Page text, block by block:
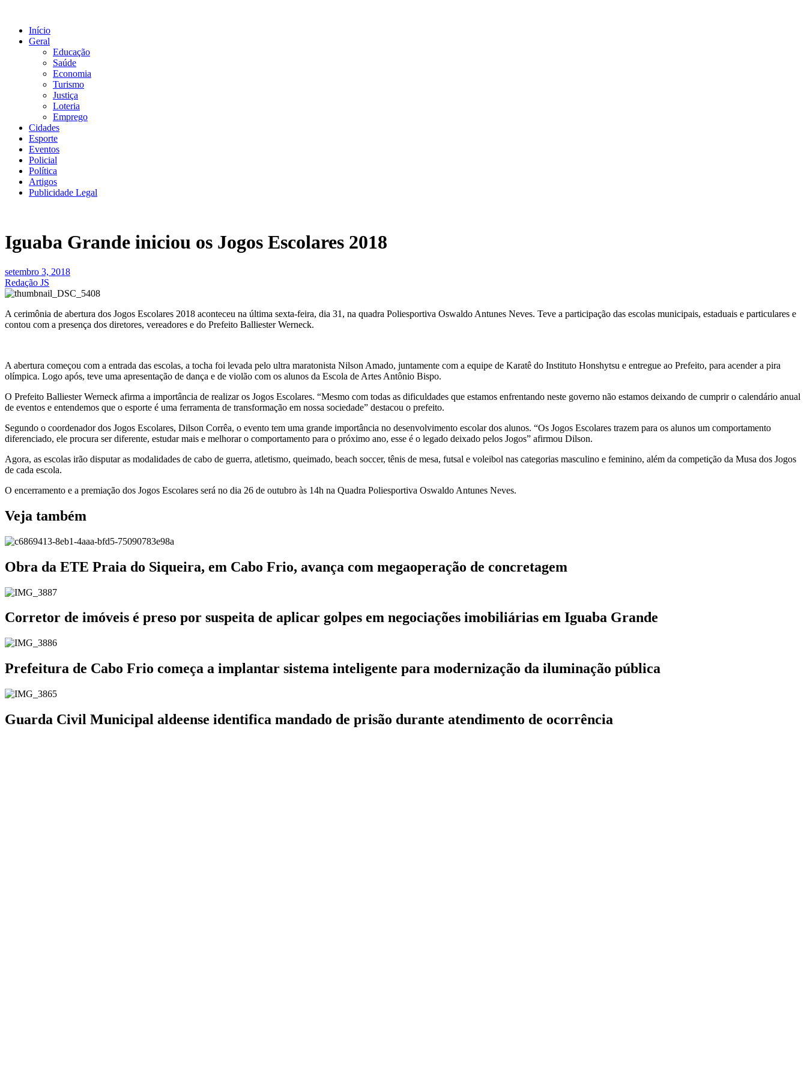
conteúdo
Início
Geral
Educação
Saúde
Economia
Turismo
Justiça
Loteria
Emprego
Cidades
Esporte
Eventos
Policial
Política
Artigos
Publicidade Legal
Iguaba Grande iniciou os Jogos Escolares 2018
setembro 3, 2018
Redação JS
A cerimônia de abertura dos Jogos Escolares 2018 aconteceu na última sexta-feira, dia 31, na quadra Poliesportiva Oswaldo Antunes Neves. Teve a participação das escolas municipais, estaduais e particulares e
contou com a presença dos diretores, vereadores e do Prefeito Balliester Werneck.
A abertura começou com a entrada das escolas, a tocha foi levada pelo ultra maratonista Nilson Amado, juntamente com a equipe de Karatê do Instituto Honshytsu e entregue ao Prefeito, para acender a pira
olímpica. Logo após, teve uma apresentação de dança e de violão com os alunos da Escola de Artes Antônio Bispo.
O Prefeito Balliester Werneck afirma a importância de realizar os Jogos Escolares. “Mesmo com todas as dificuldades que estamos enfrentando neste governo não estamos deixando de cumprir o calendário anual
de eventos e entendemos que o esporte é uma ferramenta de transformação em nossa sociedade” destacou o prefeito.
Segundo o coordenador dos Jogos Escolares, Dilson Corrêa, o evento tem uma grande importância no desenvolvimento escolar dos alunos. “Os Jogos Escolares trazem para os alunos um comportamento
diferenciado, ele procura ser diferente, estudar mais e melhorar o comportamento para o próximo ano, esse é o legado deixado pelos Jogos” afirmou Dilson.
Agora, as escolas irão disputar as modalidades de cabo de guerra, atletismo, queimado, beach soccer, tênis de mesa, futsal e voleibol nas categorias masculino e feminino, além da competição da Musa dos Jogos
de cada escola.
O encerramento e a premiação dos Jogos Escolares será no dia 26 de outubro às 14h na Quadra Poliesportiva Oswaldo Antunes Neves.
Veja também
Obra da ETE Praia do Siqueira, em Cabo Frio, avança com megaoperação de concretagem
Corretor de imóveis é preso por suspeita de aplicar golpes em negociações imobiliárias em Iguaba Grande
Prefeitura de Cabo Frio começa a implantar sistema inteligente para modernização da iluminação pública
Guarda Civil Municipal aldeense identifica mandado de prisão durante atendimento de ocorrência